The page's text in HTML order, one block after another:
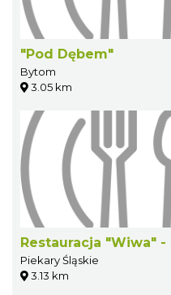
"Pod Dębem"
Bytom
3.05 km
Restauracja "Wiwa"
Piekary Śląskie
3.13 km